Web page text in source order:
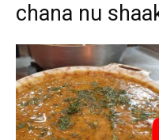
chana nu